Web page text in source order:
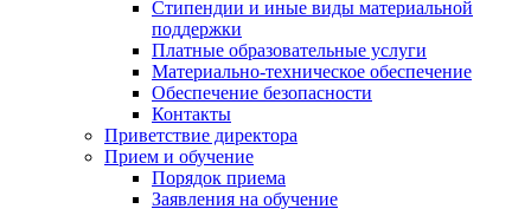
Стипендии и иные виды материальной
поддержки
Платные образовательные услуги
Материально-техническое обеспечение
Обеспечение безопасности
Контакты
Приветствие директора
Прием и обучение
Порядок приема
Заявления на обучение